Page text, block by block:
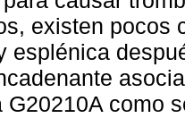
existen pocos
esplénica
G20210A como